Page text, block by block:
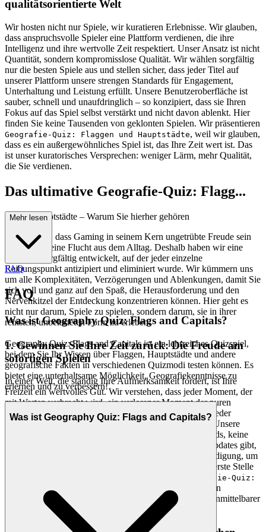
qualitätsorientierte Welt
Wir hosten nicht nur Spiele, wir kuratieren Erlebnisse. Wir glauben,
dass anspruchsvolle Spieler eine Plattform verdienen, die ihre
Intelligenz und ihre wertvolle Zeit respektiert. Unser Ansatz ist nicht
Quantität, sondern kompromisslose Qualität. Wir wählen sorgfältig
nur die besten Spiele aus und stellen sicher, dass jeder Titel auf
unserer Plattform unsere strengen Standards für Engagement,
Unterhaltung und Leistung erfüllt. Unsere Benutzeroberfläche ist
sauber, schnell und unaufdringlich – so konzipiert, dass sie Ihren
Fokus auf das Spiel selbst verstärkt und nicht davon ablenkt. Hier
finden Sie keine Tausenden von geklonten Spielen. Wir präsentieren
Geografie-Quiz: Flaggen und Hauptstädte, weil wir glauben,
dass es ein außergewöhnliches Spiel ist, das Ihre Zeit wert ist. Das
ist unser kuratorisches Versprechen: weniger Lärm, mehr Qualität,
die Sie verdienen.
Das ultimative Geografie-Quiz: Flagg...
en und Hauptstädte – Warum Sie hierher gehören
Wir glauben, dass Gaming in seinem Kern ungetrübte Freude sein
sollte, eine reine Flucht aus dem Alltag. Deshalb haben wir eine
Plattform sorgfältig entwickelt, auf der jeder einzelne
Reibungspunkt antizipiert und eliminiert wurde. Wir kümmern uns
um alle Komplexitäten, Verzögerungen und Ablenkungen, damit Sie
sich voll und ganz auf den Spaß, die Herausforderung und den
Nervenkitzel der Entdeckung konzentrieren können. Hier geht es
nicht nur darum, Spiele zu spielen, sondern darum, sie in ihrer
reinsten, unbelasteten Form zu erleben.
1. Gewinnen Sie Ihre Zeit zurück: Die Freude am
sofortigen Spielen
In einer Welt, die ständig Ihre Aufmerksamkeit fordert, ist Ihre
Freizeit ein wertvolles Gut. Wir verstehen, dass jeder Moment, der
mit Warten verbracht wird, ein verlorener Moment der puren
Spielfreude ist. Deshalb haben wir uns der Beseitigung jeder
Barriere zwischen Ihnen und Ihrem Spiel verschrieben. Unsere
Technologie sorgt dafür, dass es keine lästigen Downloads, keine
umständlichen Installationen und keine frustrierenden Updates gibt,
die Sie durchlaufen müssen. Es geht um sofortige Befriedigung, um
die Wertschätzung Ihrer Zeit und darum, Ihren Spaß an erste Stelle
Geografie-Quiz:
Flaggen und Hauptstädte
spielen möchten, sind Sie in
Sekundenschnelle im Spiel. Keine Reibung, nur purer, unmittelbarer
Mehr lesen
FAQ
FAQ
Was ist Geography Quiz: Flags and Capitals?
Geography Quiz: Flags and Capitals ist ein lehrreiches Quizspiel,
bei dem Sie Ihr Wissen über Flaggen, Hauptstädte und andere
geografische Fakten in verschiedenen Quizmodi testen können. Es
bietet eine unterhaltsame Möglichkeit, Geografiekenntnisse zu
erlernen und zu verbessern!
Was ist Geography Quiz: Flags and Capitals?